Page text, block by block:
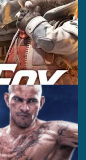
Editorial